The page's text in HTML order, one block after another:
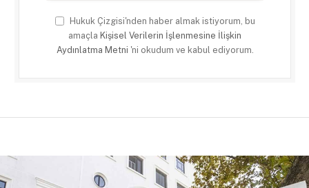
Hukuk Çizgisi'nden haber almak istiyorum, bu
amaçla Kişisel Verilerin İşlenmesine İlişkin
Aydınlatma Metni 'ni okudum ve kabul ediyorum.